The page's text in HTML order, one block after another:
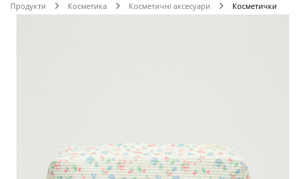
Продукти Косметика Косметичні аксесуари Косметички